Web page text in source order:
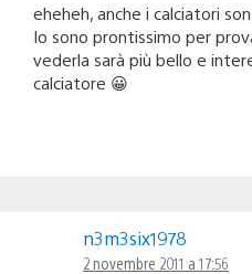
eheheh, anche i calciatori
Io sono prontissimo per
vederla sarà più bello e
calciatore 😀
n3m3six1978
2 novembre 2011 a 17:56